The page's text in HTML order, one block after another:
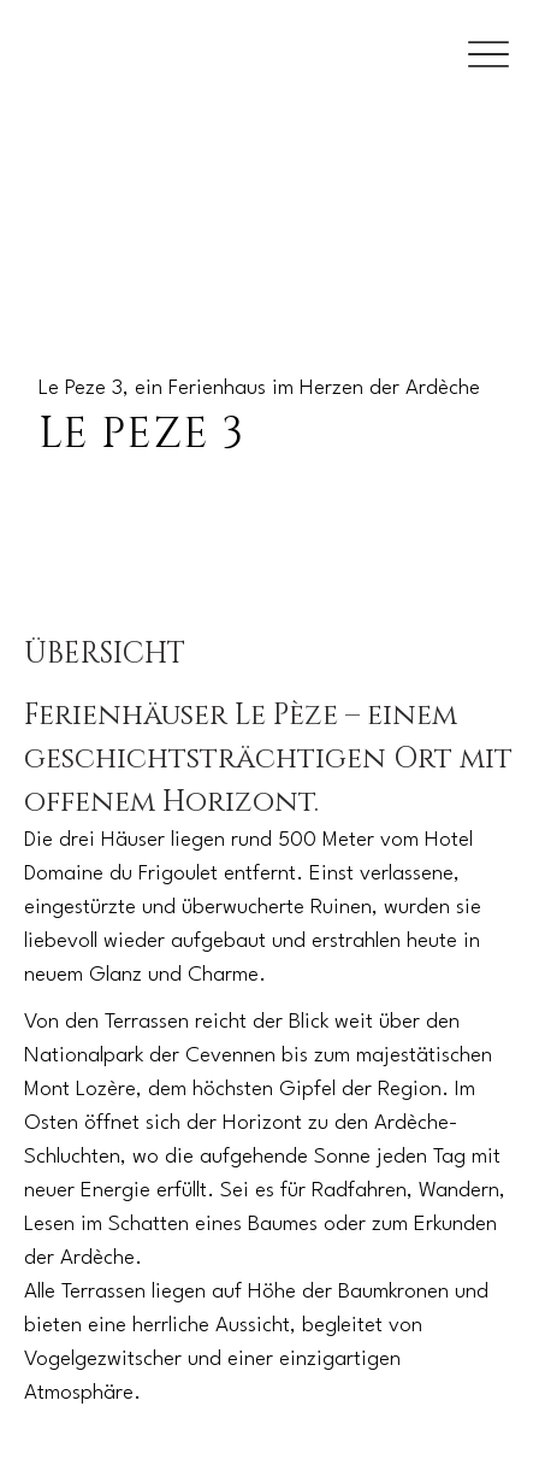
Le Peze 3, ein Ferienhaus im Herzen der Ardèche
LE PEZE 3
ÜBERSICHT
Ferienhäuser Le Pèze – einem
geschichtsträchtigen Ort mit
offenem Horizont.
Die drei Häuser liegen rund 500 Meter vom Hotel
Domaine du Frigoulet entfernt. Einst verlassene,
eingestürzte und überwucherte Ruinen, wurden sie
liebevoll wieder aufgebaut und erstrahlen heute in
neuem Glanz und Charme.
Von den Terrassen reicht der Blick weit über den
Nationalpark der Cevennen bis zum majestätischen
Mont Lozère, dem höchsten Gipfel der Region. Im
Osten öffnet sich der Horizont zu den Ardèche-
Schluchten, wo die aufgehende Sonne jeden Tag mit
neuer Energie erfüllt. Sei es für Radfahren, Wandern,
Lesen im Schatten eines Baumes oder zum Erkunden
der Ardèche.
Alle Terrassen liegen auf Höhe der Baumkronen und
bieten eine herrliche Aussicht, begleitet von
Vogelgezwitscher und einer einzigartigen
Atmosphäre.